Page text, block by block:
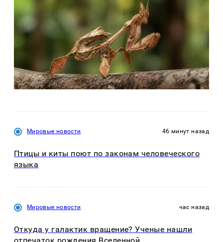
Мировые новости 46 минут назад
Птицы и киты поют по законам человеческого
языка
Мировые новости час назад
Откуда у галактик вращение? Ученые нашли